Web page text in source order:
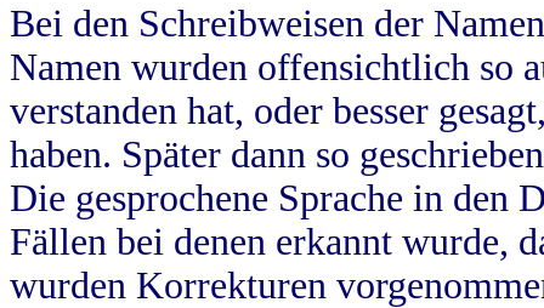
Bei den Schreibweisen der
Namen wurden offensichtlich so
verstanden hat, oder besser
haben. Später dann so
Die gesprochene Sprache in
Fällen bei denen erkannt wurde,
wurden Korrekturen